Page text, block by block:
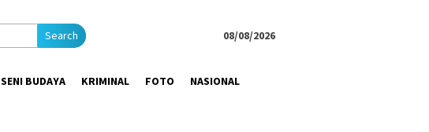
Search 08/08/2026
SENI BUDAYA KRIMINAL FOTO NASIONAL